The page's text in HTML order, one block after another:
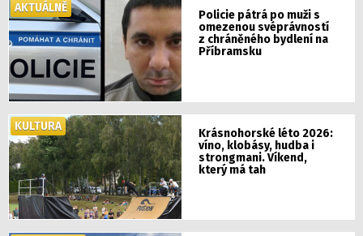
Policie pátrá po muži s
omezenou svéprávností
z chráněného bydlení na
Příbramsku
AKTUÁLNĚ
Krásnohorské léto 2026:
víno, klobásy, hudba i
strongmani. Víkend,
který má tah
KULTURA